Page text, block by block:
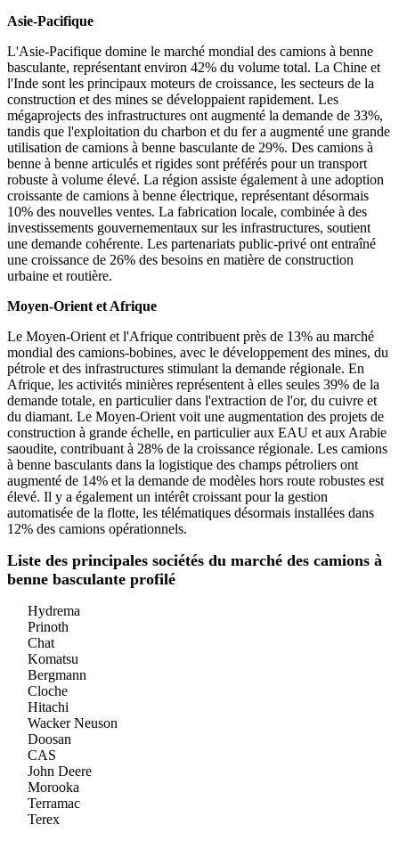
Asie-Pacifique
L'Asie-Pacifique domine le marché mondial des camions à benne
basculante, représentant environ 42% du volume total. La Chine et
l'Inde sont les principaux moteurs de croissance, les secteurs de la
construction et des mines se développaient rapidement. Les
mégaprojects des infrastructures ont augmenté la demande de 33%,
tandis que l'exploitation du charbon et du fer a augmenté une grande
utilisation de camions à benne basculante de 29%. Des camions à
benne à benne articulés et rigides sont préférés pour un transport
robuste à volume élevé. La région assiste également à une adoption
croissante de camions à benne électrique, représentant désormais
10% des nouvelles ventes. La fabrication locale, combinée à des
investissements gouvernementaux sur les infrastructures, soutient
une demande cohérente. Les partenariats public-privé ont entraîné
une croissance de 26% des besoins en matière de construction
urbaine et routière.
Moyen-Orient et Afrique
Le Moyen-Orient et l'Afrique contribuent près de 13% au marché
mondial des camions-bobines, avec le développement des mines, du
pétrole et des infrastructures stimulant la demande régionale. En
Afrique, les activités minières représentent à elles seules 39% de la
demande totale, en particulier dans l'extraction de l'or, du cuivre et
du diamant. Le Moyen-Orient voit une augmentation des projets de
construction à grande échelle, en particulier aux EAU et aux Arabie
saoudite, contribuant à 28% de la croissance régionale. Les camions
à benne basculants dans la logistique des champs pétroliers ont
augmenté de 14% et la demande de modèles hors route robustes est
élevé. Il y a également un intérêt croissant pour la gestion
automatisée de la flotte, les télématiques désormais installées dans
12% des camions opérationnels.
Liste des principales sociétés du marché des camions à
benne basculante profilé
Hydrema
Prinoth
Chat
Komatsu
Bergmann
Cloche
Hitachi
Wacker Neuson
Doosan
CAS
John Deere
Morooka
Terramac
Terex